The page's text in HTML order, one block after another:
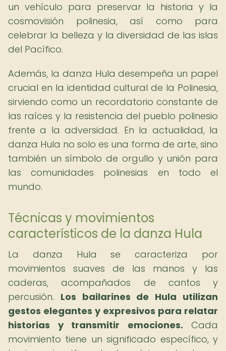
un vehículo para preservar la historia y la
cosmovisión polinesia, así como para
celebrar la belleza y la diversidad de las islas
del Pacífico.
Además, la danza Hula desempeña un papel
crucial en la identidad cultural de la Polinesia,
sirviendo como un recordatorio constante de
las raíces y la resistencia del pueblo polinesio
frente a la adversidad. En la actualidad, la
danza Hula no solo es una forma de arte, sino
también un símbolo de orgullo y unión para
las comunidades polinesias en todo el
mundo.
Técnicas y movimientos
característicos de la danza Hula
La danza Hula se caracteriza por
movimientos suaves de las manos y las
caderas, acompañados de cantos y
percusión. Los bailarines de Hula utilizan
gestos elegantes y expresivos para relatar
historias y transmitir emociones. Cada
movimiento tiene un significado específico, y